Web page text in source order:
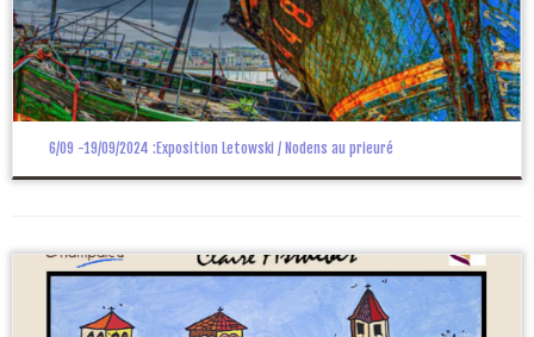
6/09 -19/09/2024 :Exposition Letowski / Nodens au prieuré